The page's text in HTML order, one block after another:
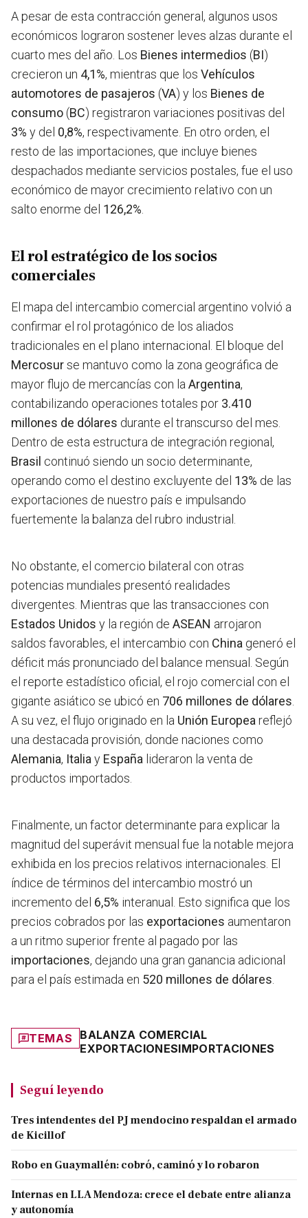
A pesar de esta contracción general, algunos usos
económicos lograron sostener leves alzas durante el
cuarto mes del año. Los Bienes intermedios (BI)
crecieron un 4,1%, mientras que los Vehículos
automotores de pasajeros (VA) y los Bienes de
consumo (BC) registraron variaciones positivas del
3% y del 0,8%, respectivamente. En otro orden, el
resto de las importaciones, que incluye bienes
despachados mediante servicios postales, fue el uso
económico de mayor crecimiento relativo con un
salto enorme del 126,2%
El rol estratégico de los socios
comerciales
El mapa del intercambio comercial argentino volvió a
confirmar el rol protagónico de los aliados
tradicionales en el plano internacional. El bloque del
Mercosurse mantuvo como la zona geográfica de
mayor flujo de mercancías con la Argentina,
contabilizando operaciones totales por 3.410
millones de dólares durante el transcurso del mes.
Dentro de esta estructura de integración regional,
Brasil continuó siendo un socio determinante,
operando como el destino excluyente del 13% de las
exportaciones de nuestro país e impulsando
fuertemente la balanza del rubro industrial.
No obstante, el comercio bilateral con otras
potencias mundiales presentó realidades
divergentes. Mientras que las transacciones con
Estados Unidos y la región de ASEAN arrojaron
saldos favorables, el intercambio con China generó el
déficit más pronunciado del balance mensual. Según
el reporte estadístico oficial, el rojo comercial con el
gigante asiático se ubicó en 706 millones de dólares
A su vez, el flujo originado en la Unión Europea reflejó
una destacada provisión, donde naciones como
Alemania, Italia y España lideraron la venta de
productos importados.
Finalmente, un factor determinante para explicar la
magnitud del superávit mensual fue la notable mejora
exhibida en los precios relativos internacionales. El
índice de términos del intercambio mostró un
incremento del 6,5% interanual. Esto significa que los
precios cobrados por las exportaciones aumentaron
a un ritmo superior frente al pagado por las
importaciones, dejando una gran ganancia adicional
para el país estimada en 520 millones de dólares
TEMAS
BALANZA COMERCIAL
EXPORTACIONESIMPORTACIONES
Seguí leyendo
Tres intendentes del PJ mendocino respaldan el armado
de Kicillof
Robo en Guaymallén: cobró, caminó y lo robaron
Internas en LLA Mendoza: crece el debate entre alianza
y autonomía